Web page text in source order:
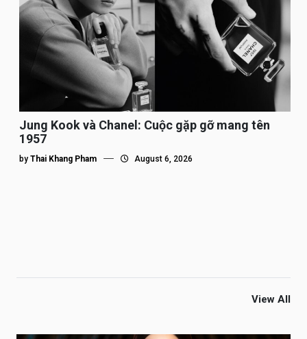
Jung Kook và Chanel: Cuộc gặp gỡ mang tên
1957
by Thai Khang Pham August 6, 2026
View All